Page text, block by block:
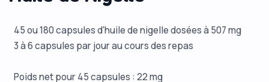
45 ou 180 capsules d'huile de nigelle dosées à 507 mg
3 à 6 capsules par jour au cours des repas
Poids net pour 45 capsules : 22 mg